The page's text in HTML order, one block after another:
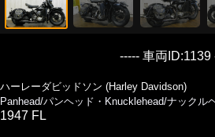
----- 車両ID:1139
ハーレーダビッドソン (Harley Davidson)
Panhead/パンヘッド・Knucklehead/ナックル
1947 FL